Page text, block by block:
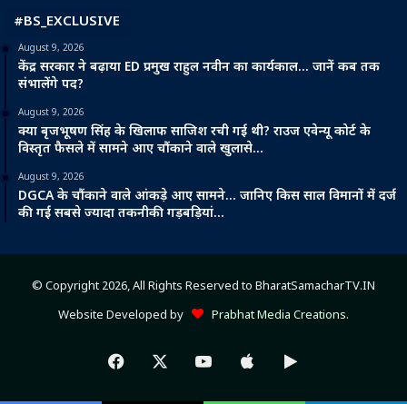
#BS_EXCLUSIVE
August 9, 2026
केंद्र सरकार ने बढ़ाया ED प्रमुख राहुल नवीन का कार्यकाल… जानें कब तक
संभालेंगे पद?
August 9, 2026
क्या बृजभूषण सिंह के खिलाफ साजिश रची गई थी? राउज एवेन्यू कोर्ट के
विस्तृत फैसले में सामने आए चौंकाने वाले खुलासे…
August 9, 2026
DGCA के चौंकाने वाले आंकड़े आए सामने… जानिए किस साल विमानों में दर्ज
की गईं सबसे ज्यादा तकनीकी गड़बड़ियां…
© Copyright 2026, All Rights Reserved to BharatSamacharTV.IN
Website Developed by
Prabhat Media Creations.
Facebook YouTubeAppleGoogle